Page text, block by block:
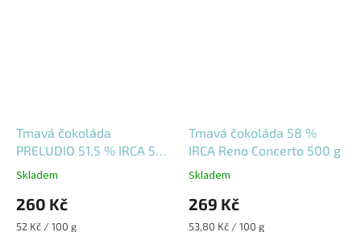
Tmavá čokoláda
PRELUDIO 51,5 % IRCA 500
g
Skladem
260 Kč
Měrná
52 Kč / 100 g
Tmavá čokoláda 58 %
IRCA Reno Concerto 500 g
Skladem
269 Kč
Měrná
53,80 Kč / 100 g